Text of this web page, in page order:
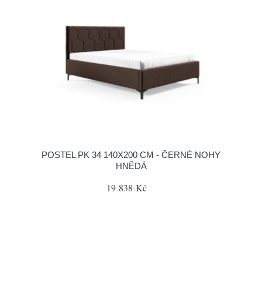
POSTEL PK 34 140X200 CM - ČERNÉ NOHY
HNĚDÁ
19 838 Kč